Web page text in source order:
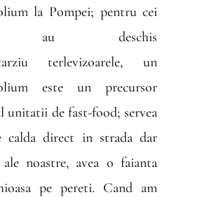
la Pompei; pentru cei
au deschis
terlevizoarele, un
este un precursor
unitatii de fast-food; servea
calda direct in strada dar
noastre, avea o faianta
pe pereti. Cand am